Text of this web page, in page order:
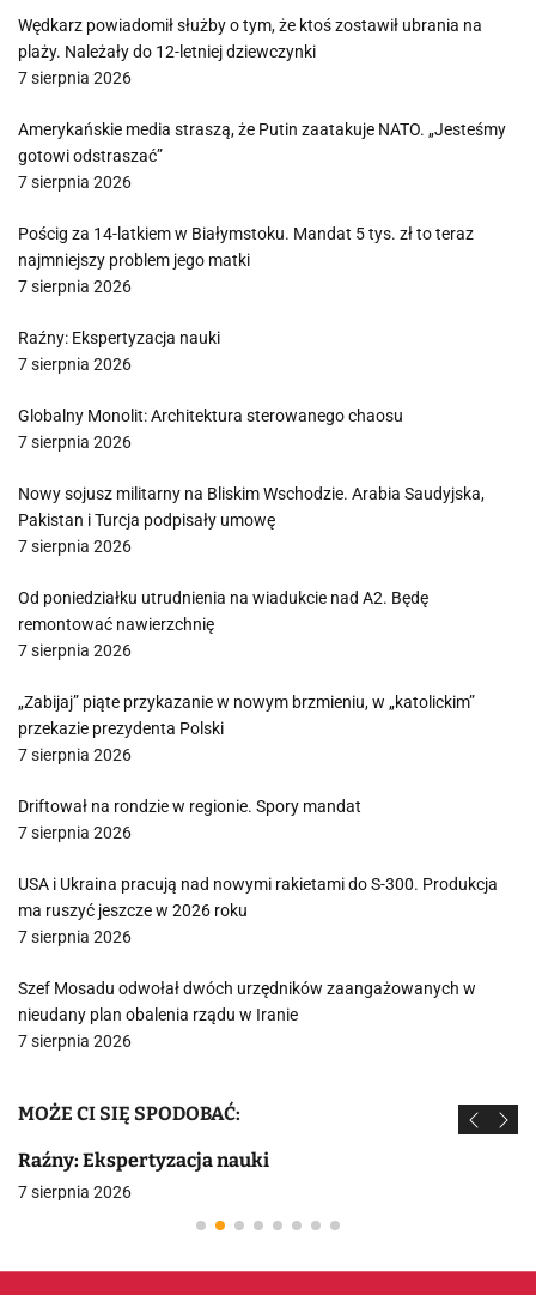
Wędkarz powiadomił służby o tym, że ktoś zostawił ubrania na
plaży. Należały do 12-letniej dziewczynki
7 sierpnia 2026
Amerykańskie media straszą, że Putin zaatakuje NATO. „Jesteśmy
gotowi odstraszać”
7 sierpnia 2026
Pościg za 14-latkiem w Białymstoku. Mandat 5 tys. zł to teraz
najmniejszy problem jego matki
7 sierpnia 2026
Raźny: Ekspertyzacja nauki
7 sierpnia 2026
Globalny Monolit: Architektura sterowanego chaosu
7 sierpnia 2026
Nowy sojusz militarny na Bliskim Wschodzie. Arabia Saudyjska,
Pakistan i Turcja podpisały umowę
7 sierpnia 2026
Od poniedziałku utrudnienia na wiadukcie nad A2. Będę
remontować nawierzchnię
7 sierpnia 2026
„Zabijaj” piąte przykazanie w nowym brzmieniu, w „katolickim”
przekazie prezydenta Polski
7 sierpnia 2026
Driftował na rondzie w regionie. Spory mandat
7 sierpnia 2026
USA i Ukraina pracują nad nowymi rakietami do S-300. Produkcja
ma ruszyć jeszcze w 2026 roku
7 sierpnia 2026
Szef Mosadu odwołał dwóch urzędników zaangażowanych w
nieudany plan obalenia rządu w Iranie
7 sierpnia 2026
MOŻE CI SIĘ SPODOBAĆ:
Raźny: Ekspertyzacja nauki
7 sierpnia 2026